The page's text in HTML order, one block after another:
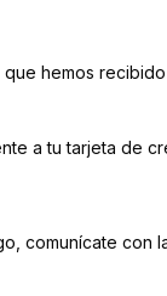
hemos
a tu tarjeta de
comunícate